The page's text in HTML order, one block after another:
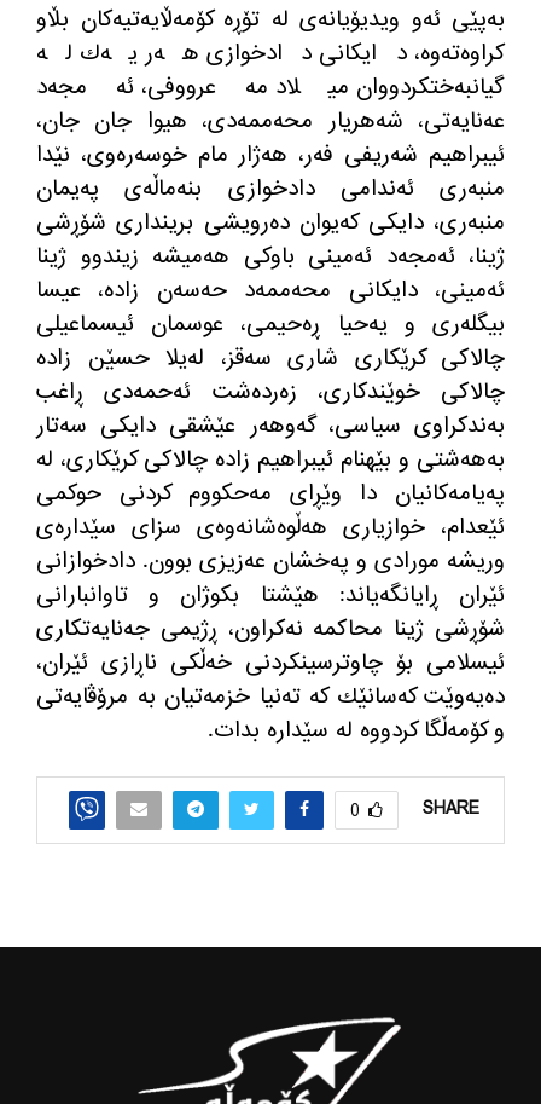
به‌پێی ئه‌و ویدیۆیانه‌ی له‌ تۆڕه‌ كۆمه‌ڵایه‌تیه‌كان بڵاو
كراوه‌ته‌وه‌، دایكانی دادخوازی هه‌ر یه‌ك له‌
گیانبه‌ختكردووان میلاد مه‌عرووفی، ئه‌مجه‌د
عه‌نایه‌تی، شه‌هریار محه‌ممه‌دی، هیوا جان جان،
ئیبراهیم شه‌ریفی فه‌ر، هه‌ژار مام خوسه‌ره‌وی، نێدا
منبه‌ری ئه‌ندامی دادخوازی بنه‌ماڵه‌ی په‌یمان
منبه‌ری، دایكی كه‌یوان ده‌رویشی برینداری شۆڕشی
ژینا، ئه‌مجه‌د ئه‌مینی باوكی هه‌میشه زیندوو ژینا
ئه‌مینی، دایكانی محه‌ممه‌د حه‌سه‌ن زاده‌، عیسا
بیگله‌ری و یه‌حیا ڕه‌حیمی، عوسمان ئیسماعیلی
چالاكی كرێكاری شاری سه‌قز، له‌یلا حسێن زاده‌
چالاكی خوێندكاری، زه‌رده‌شت ئه‌حمه‌دی ڕاغب
به‌ندكراوی سیاسی، گه‌وهه‌ر عێشقی دایكی سه‌تار
به‌هه‌شتی و بێهنام ئیبراهیم زاده‌ چالاكی كرێكاری، له‌
په‌یامه‌كانیان دا وێڕای مه‌حكووم كردنی حوكمی
ئێعدام، خوازیاری هه‌ڵوه‌شانه‌وه‌ی سزای سێداره‌ی
وریشه مورادی و په‌خشان عه‌زیزی بوون. دادخوازانی
ئێران ڕایانگه‌یاند: هێشتا بكوژان و تاوانبارانی
شۆڕشی ژینا محاكمه‌ نه‌كراون، ڕژیمی جه‌نایه‌تكاری
ئیسلامی بۆ چاوترسینكردنی خه‌ڵكی ناڕازی ئێران،
ده‌یه‌وێت كه‌سانێك كه‌ ته‌نیا خزمه‌تیان به‌ مرۆڤایه‌تی
و كۆمه‌ڵگا كردووه‌ له‌ سێداره‌ بدات.
SHARE
0